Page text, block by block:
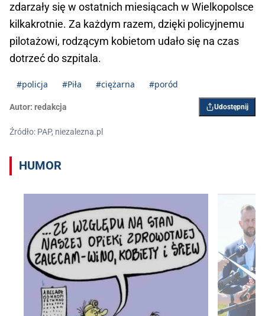
zdarzały się w ostatnich miesiącach w Wielkopolsce
kilkakrotnie. Za każdym razem, dzięki policyjnemu
pilotażowi, rodzącym kobietom udało się na czas
dotrzeć do szpitala.
#policja #Piła #ciężarna #poród
Autor: redakcja Udostępnij
Źródło: PAP, niezalezna.pl
HUMOR